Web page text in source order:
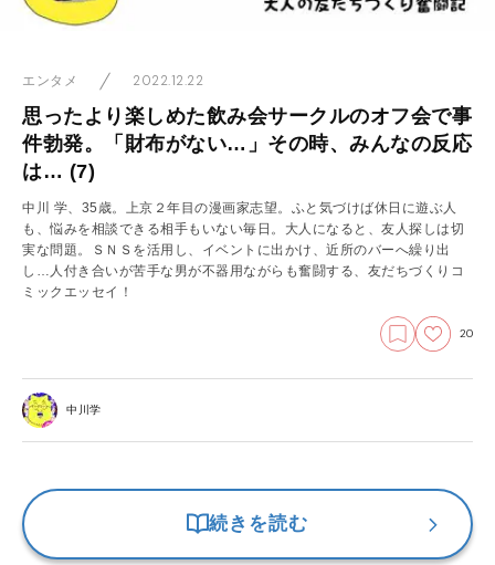
エンタメ 2022.12.22
思ったより楽しめた飲み会サークルのオフ会で事
件勃発。「財布がない…」その時、みんなの反応
は… (7)
中川 学、35歳。上京２年目の漫画家志望。ふと気づけば休日に遊ぶ人
も、悩みを相談できる相手もいない毎日。大人になると、友人探しは切
実な問題。ＳＮＳを活用し、イベントに出かけ、近所のバーへ繰り出
し…人付き合いが苦手な男が不器用ながらも奮闘する、友だちづくりコ
ミックエッセイ！
20
中川学
続きを読む